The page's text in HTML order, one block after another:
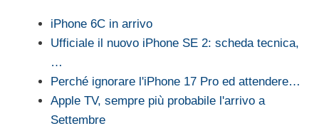
iPhone 6C in arrivo
Ufficiale il nuovo iPhone SE 2: scheda tecnica,
…
Perché ignorare l'iPhone 17 Pro ed attendere…
Apple TV, sempre più probabile l'arrivo a
Settembre